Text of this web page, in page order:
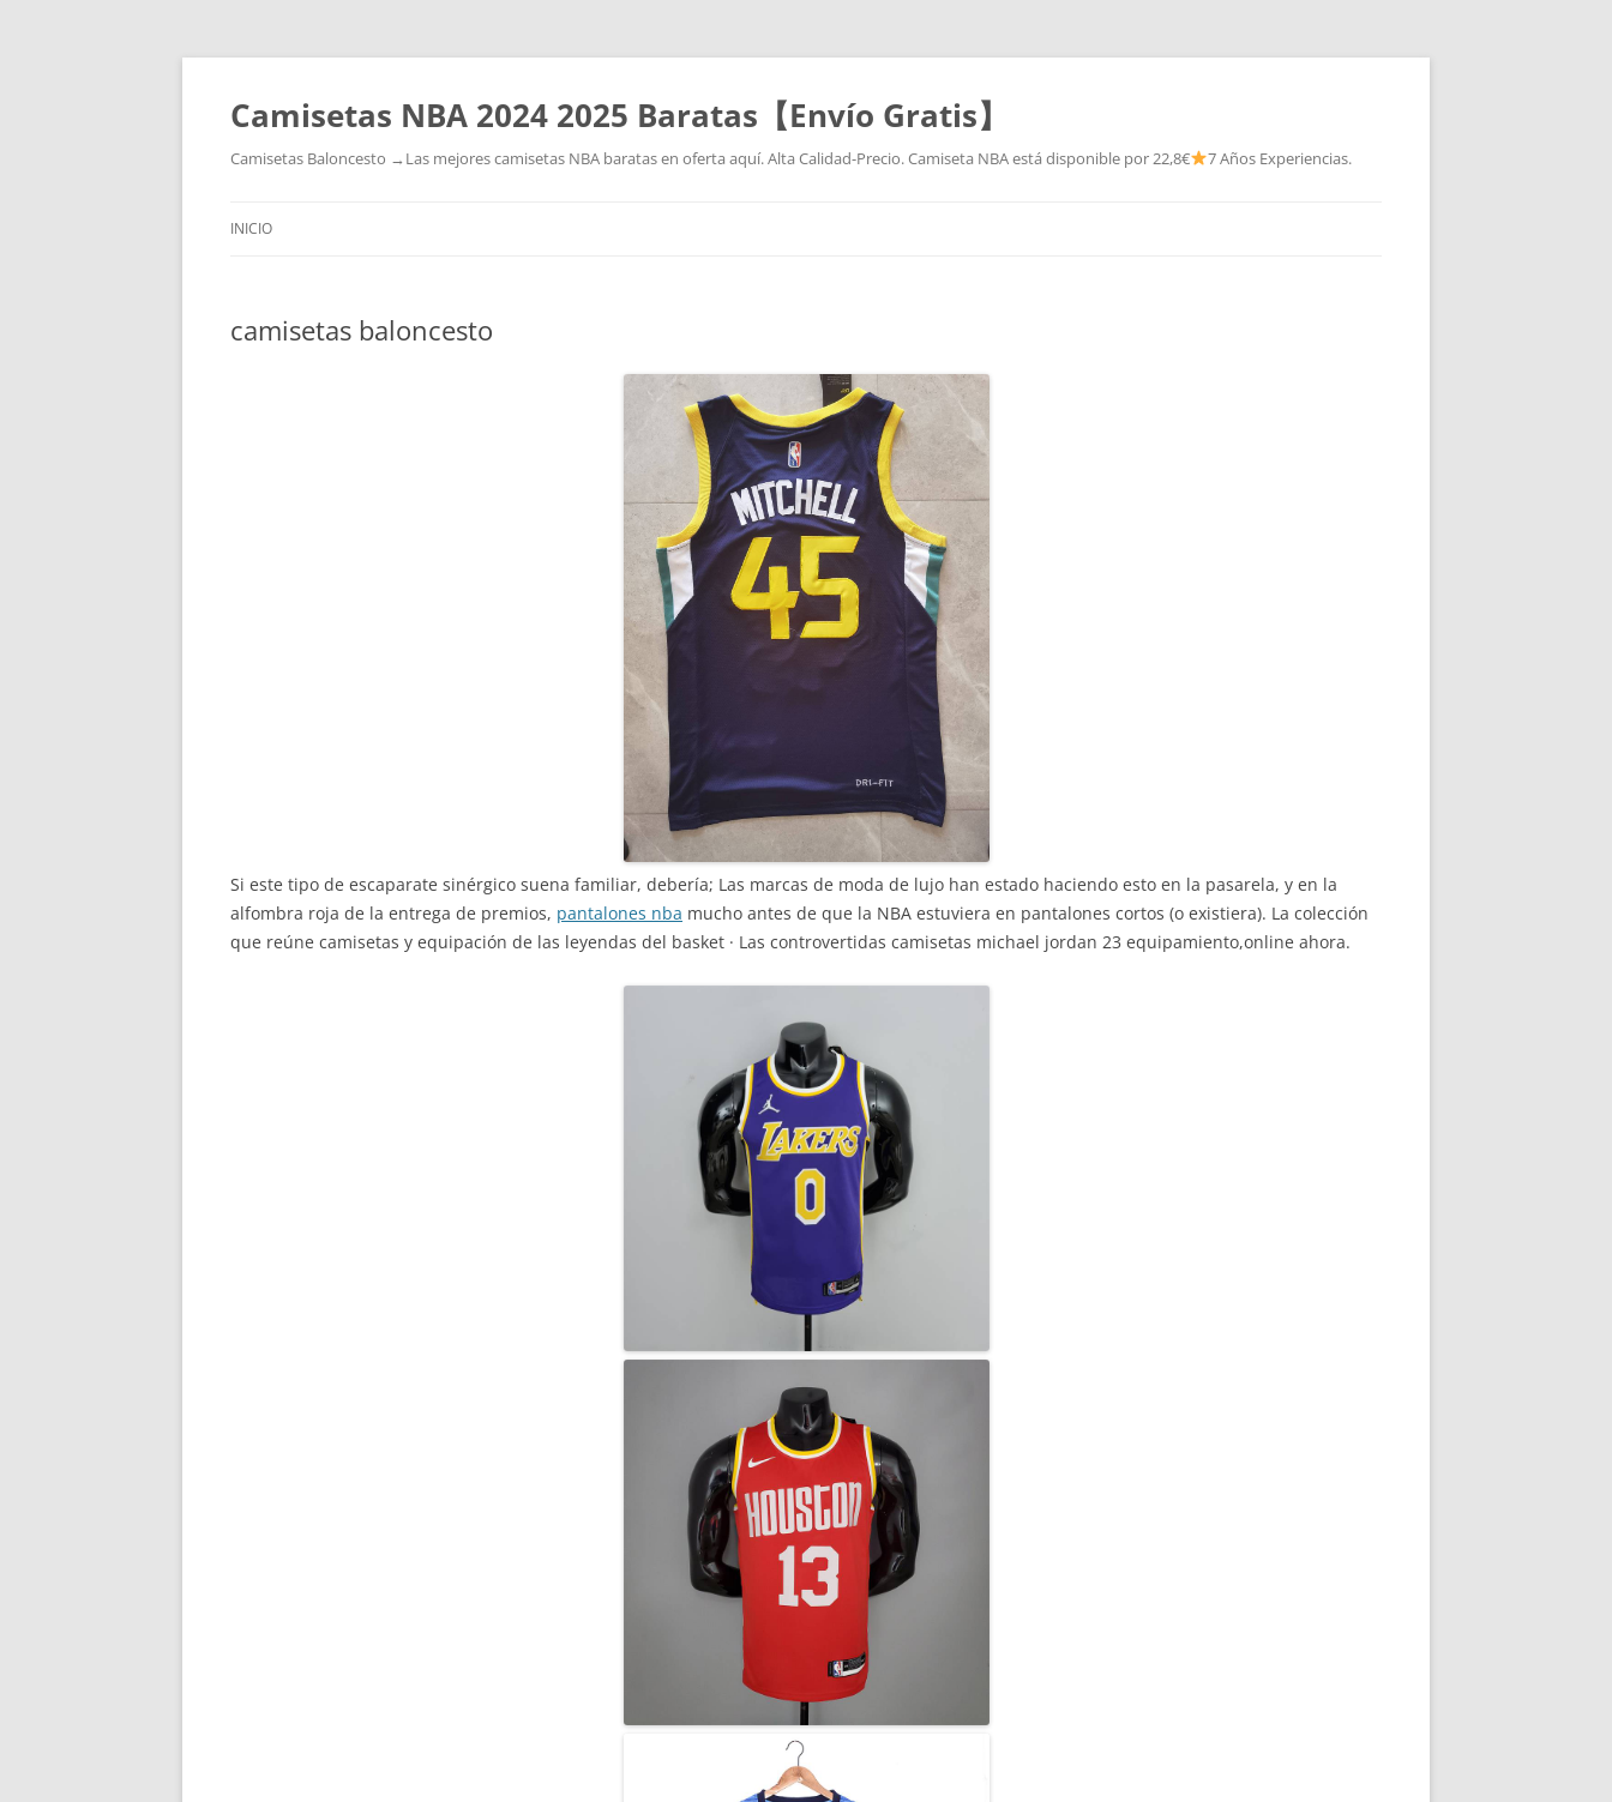
Camisetas NBA 2024 2025 Baratas【Envío Gratis】
Camisetas Baloncesto →Las mejores camisetas NBA baratas en oferta aquí. Alta Calidad-Precio. Camiseta NBA está disponible por 22,8€ 7 Años Experiencias.
INICIO
camisetas baloncesto
Si este tipo de escaparate sinérgico suena familiar, debería; Las marcas de moda de lujo han estado haciendo esto en la pasarela, y en la
alfombra roja de la entrega de premios, pantalones nba mucho antes de que la NBA estuviera en pantalones cortos (o existiera). La colección
que reúne camisetas y equipación de las leyendas del basket · Las controvertidas camisetas michael jordan 23 equipamiento,online ahora.